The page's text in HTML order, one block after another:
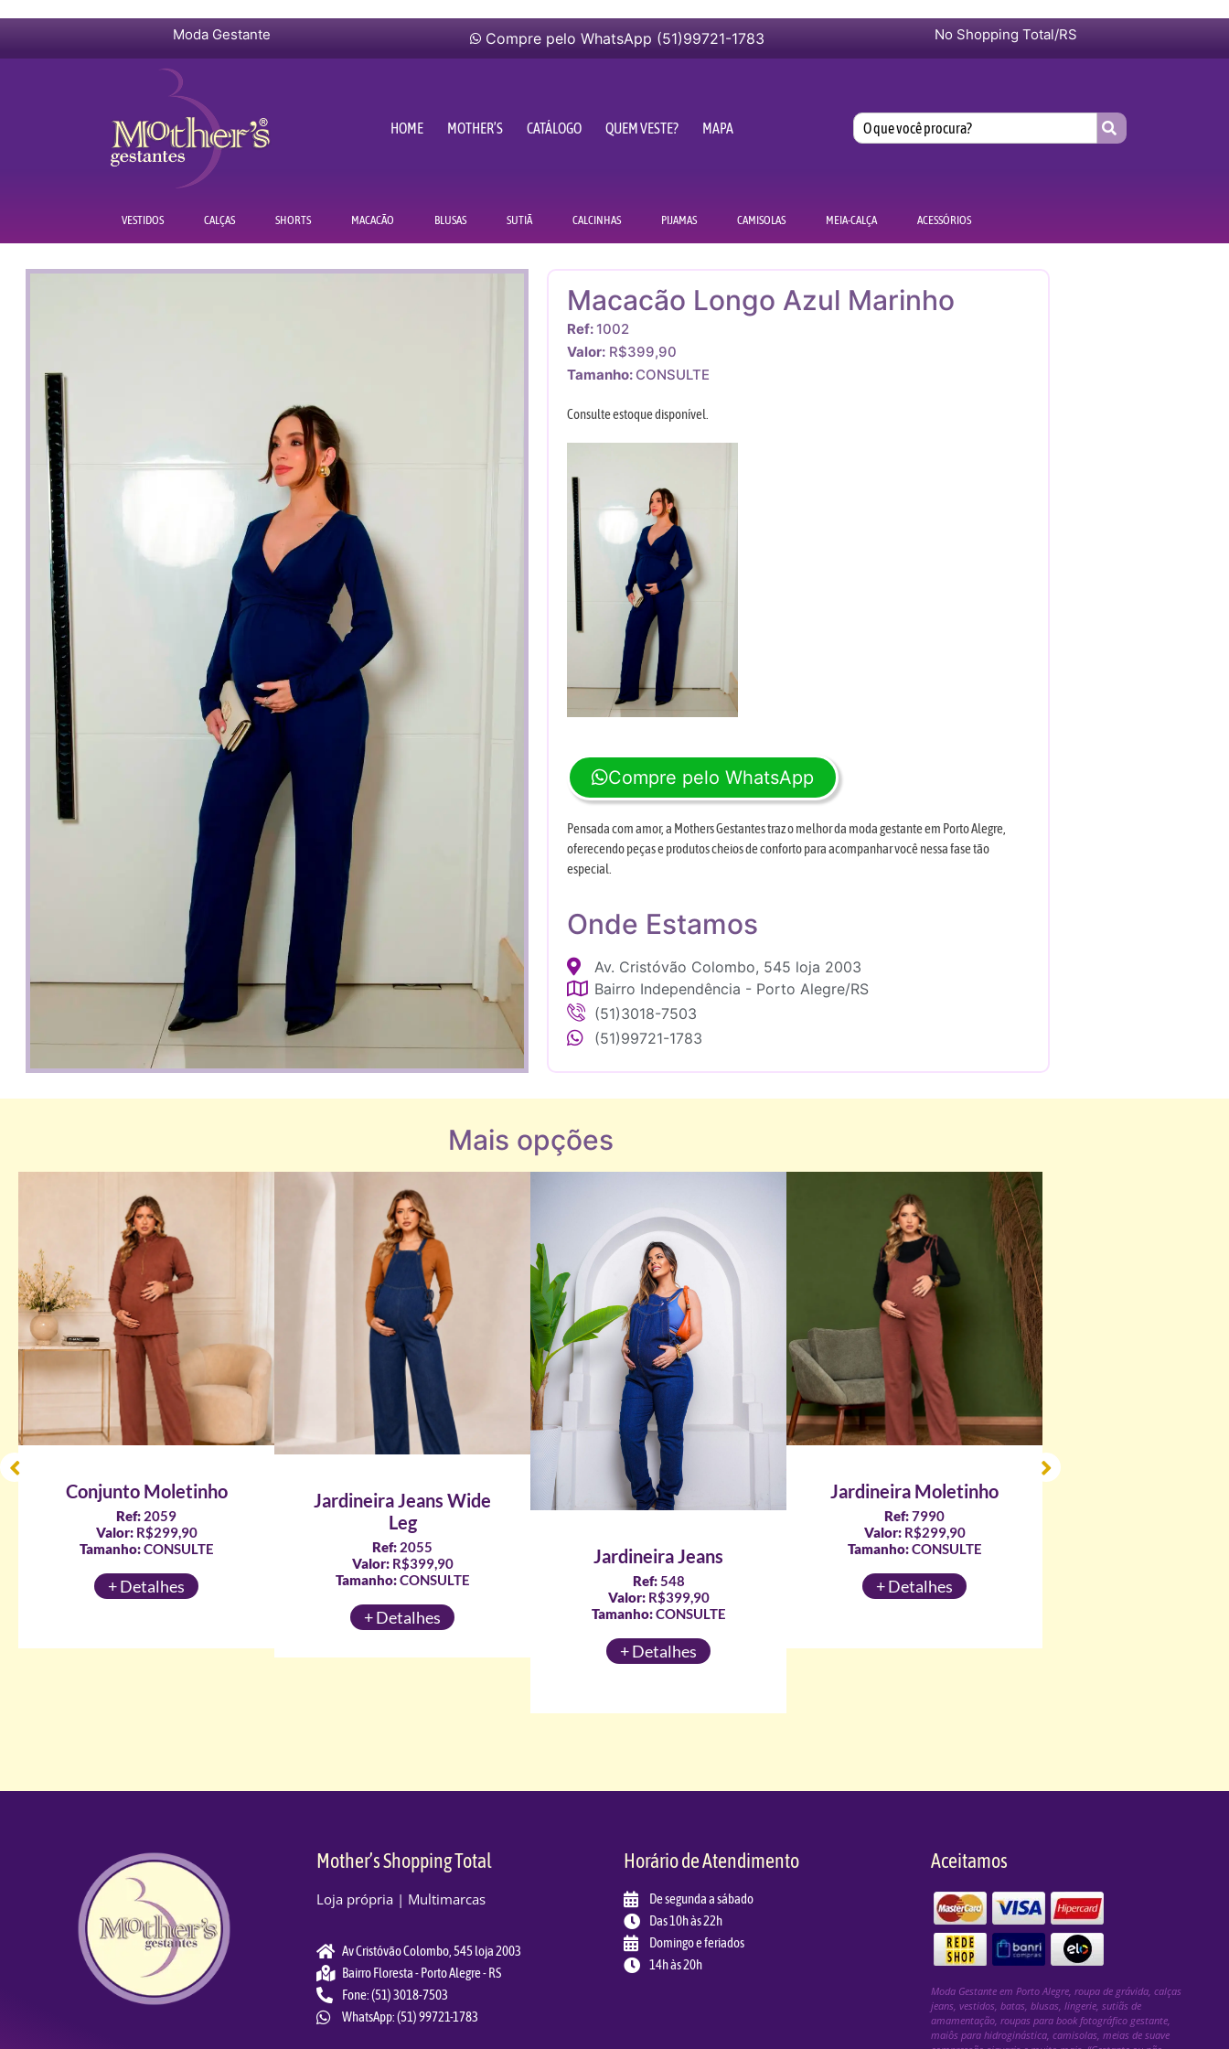
Moda Gestante Compre pelo WhatsApp (51)99721-1783 No Shopping Total/RS
HOME MOTHER’S CATÁLOGO QUEM VESTE? MAPA
VESTIDOS CALÇAS SHORTS MACACÃO BLUSAS SUTIÃ CALCINHAS PIJAMAS CAMISOLAS MEIA-CALÇA ACESSÓRIOS
Macacão Longo Azul Marinho
Ref:1002
Valor: R$399,90
Tamanho: CONSULTE
Consulte estoque disponível.
Compre pelo WhatsApp
Pensada com amor, a Mothers Gestantes traz o melhor da moda gestante em Porto Alegre,
oferecendo peças e produtos cheios de conforto para acompanhar você nessa fase tão
especial.
Onde Estamos
Av. Cristóvão Colombo, 545 loja 2003
Bairro Independência - Porto Alegre/RS
(51)3018-7503
(51)99721-1783
Mais opções
Conjunto Moletinho
Ref: 2059
Valor:R$299,90
Tamanho:CONSULTE
+ Detalhes
Jardineira Jeans Wide
Leg
Ref: 2055
Valor:R$399,90
Tamanho:CONSULTE
+ Detalhes
Jardineira Jeans
Ref:548
Valor:R$399,90
Tamanho:CONSULTE
+ Detalhes
Jardineira Moletinho
Ref:7990
Valor:R$299,90
Tamanho:CONSULTE
+ Detalhes
Mother’s Shopping Total
Loja própria | Multimarcas
Av Cristóvão Colombo, 545 loja 2003
Bairro Floresta - Porto Alegre - RS
Fone: (51) 3018-7503
WhatsApp: (51) 99721-1783
Horário de Atendimento
De segunda a sábado
Das 10h às 22h
Domingo e feriados
14h às 20h
Aceitamos
Moda Gestante em Porto Alegre, roupa de grávida, calças
jeans, vestidos, batas, blusas, lingerie, sutiãs de
amamentação, roupas para book fotográfico gestante,
maiôs para hidroginástica, camisolas, meias de suave